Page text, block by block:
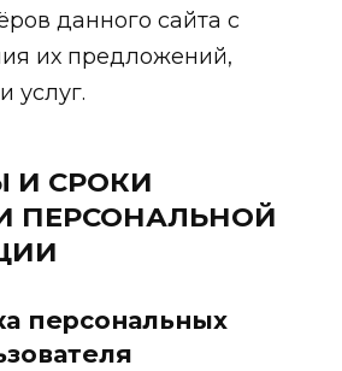
данного сайта с
их предложений,
услуг.
И СРОКИ
ПЕРСОНАЛЬНОЙ
персональных